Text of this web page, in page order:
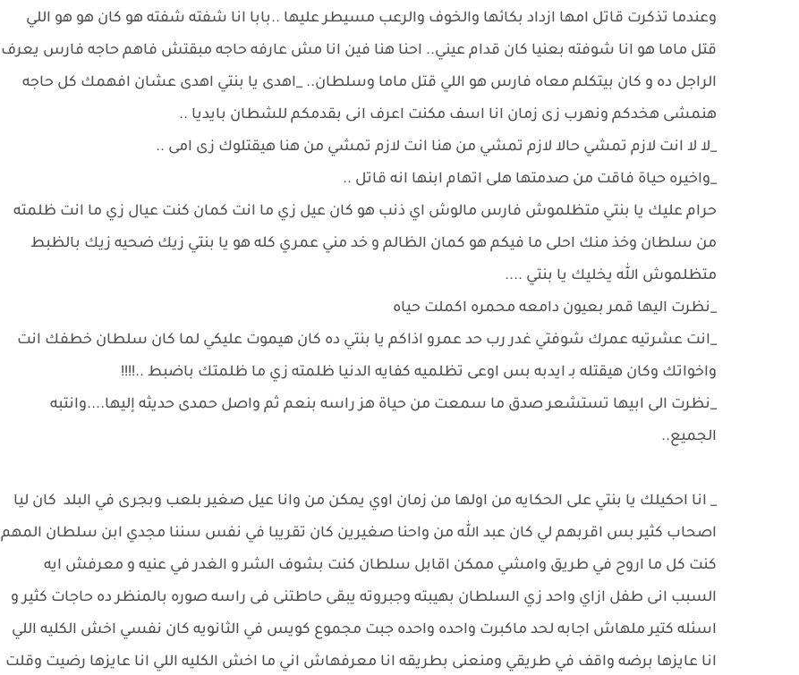
وعندما تذكرت قاتل امها ازداد بكائها والخوف والرعب مسيطر عليها ..بابا انا شفته شفته هو كان هو هو اللي
قتل ماما هو انا شوفته بعنيا كان قدام عيني.. احنا هنا فين انا مش عارفه حاجه مبقتش فاهم حاجه فارس يعرف
الراجل ده و كان بيتكلم معاه فارس هو اللي قتل ماما وسلطان.. _اهدى يا بنتي اهدى عشان افهمك كل حاجه
هنمشى هخدكم ونهرب زى زمان انا اسف مكنت اعرف انى بقدمكم للشطان بايديا ..
_لا لا انت لازم تمشي حالا لازم تمشي من هنا انت لازم تمشي من هنا هيقتلوك زى امى ..
_واخيره حياة فاقت من صدمتها هلى اتهام ابنها انه قاتل ..
حرام عليك يا بنتي متظلموش فارس مالوش اي ذنب هو كان عيل زي ما انت كمان كنت عيال زي ما انت ظلمته
من سلطان وخذ منك احلى ما فيكم هو كمان الظالم و خد مني عمري كله هو يا بنتي زيك ضحيه زيك بالظبط
متظلموش الله يخليك يا بنتي ....
_نظرت اليها قمر بعيون دامعه محمره اكملت حياه
_انت عشرتيه عمرك شوفتي غدر رب حد عمرو اذاكم يا بنتي ده كان هيموت عليكي لما كان سلطان خطفك انت
واخواتك وكان هيقتله بـ ايدبه بس اوعى تظلميه كفايه الدنيا ظلمته زي ما ظلمتك باضبط ..!!!!
_نظرت الى ابيها تستشعر صدق ما سمعت من حياة هز راسه بنعم ثم واصل حمدى حديثه إليها....وانتبه
الجميع..
_ انا احكيلك يا بنتي على الحكايه من اولها من زمان اوي يمكن من وانا عيل صغير بلعب وبجرى في البلد كان ليا
اصحاب كثير بس اقربهم لي كان عبد الله من واحنا صغيرين كان تقريبا في نفس سننا مجدي ابن سلطان المهم
كنت كل ما اروح في طريق وامشي ممكن اقابل سلطان كنت بشوف الشر و الغدر في عنيه و معرفش ايه
السبب انى طفل ازاي واحد زي السلطان بهيبته وجبروته يبقى حاطتنى فى راسه صوره بالمنظر ده حاجات كثير و
اسئله كتير ملهاش اجابه لحد ماكبرت واحده واحده جبت مجموع كويس في الثانويه كان نفسي اخش الكليه اللي
انا عايزها برضه واقف في طريقي ومنعنى بطريقه انا معرفهاش اني ما اخش الكليه اللي انا عايزها رضيت وقلت